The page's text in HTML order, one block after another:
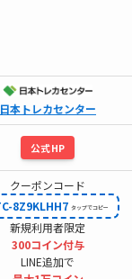
日本トレカセンター
公式HP
クーポンコード
8Z9KLHH7
新規利用者限定
300コイン付与
LINE追加で